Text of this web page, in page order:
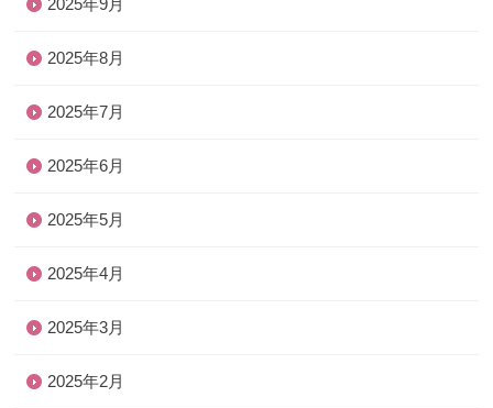
2025年9月
2025年8月
2025年7月
2025年6月
2025年5月
2025年4月
2025年3月
2025年2月